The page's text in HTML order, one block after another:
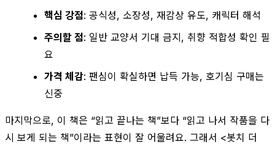
핵심 강점: 공식성, 소장성, 재감상 유도, 캐릭터 해석
주의할 점: 일반 교양서 기대 금지, 취향 적합성 확인 필
요
가격 체감: 팬심이 확실하면 납득 가능, 호기심 구매는
신중
마지막으로, 이 책은 “읽고 끝나는 책”보다 “읽고 나서 작품을 다
시 보게 되는 책”이라는 표현이 잘 어울려요. 그래서 <봇치 더